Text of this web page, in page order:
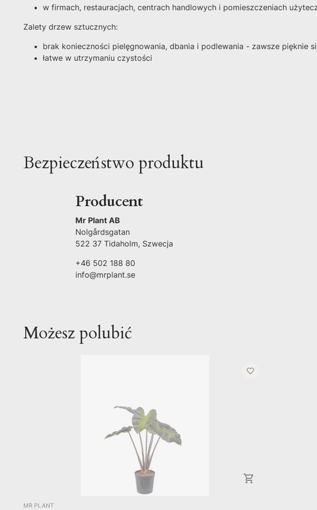
w firmach, restauracjach, centrach handlowych i pomieszczeniach
Zalety drzew sztucznych:
brak konieczności pielęgnowania, dbania i podlewania - zawsze pięknie
łatwe w utrzymaniu czystości
Bezpieczeństwo produktu
Producent
Mr Plant AB
Nolgårdsgatan
522 37 Tidaholm, Szwecja
+46 502 188 80
info@mrplant.se
Możesz polubić
PRODUCENT
MR PLANT